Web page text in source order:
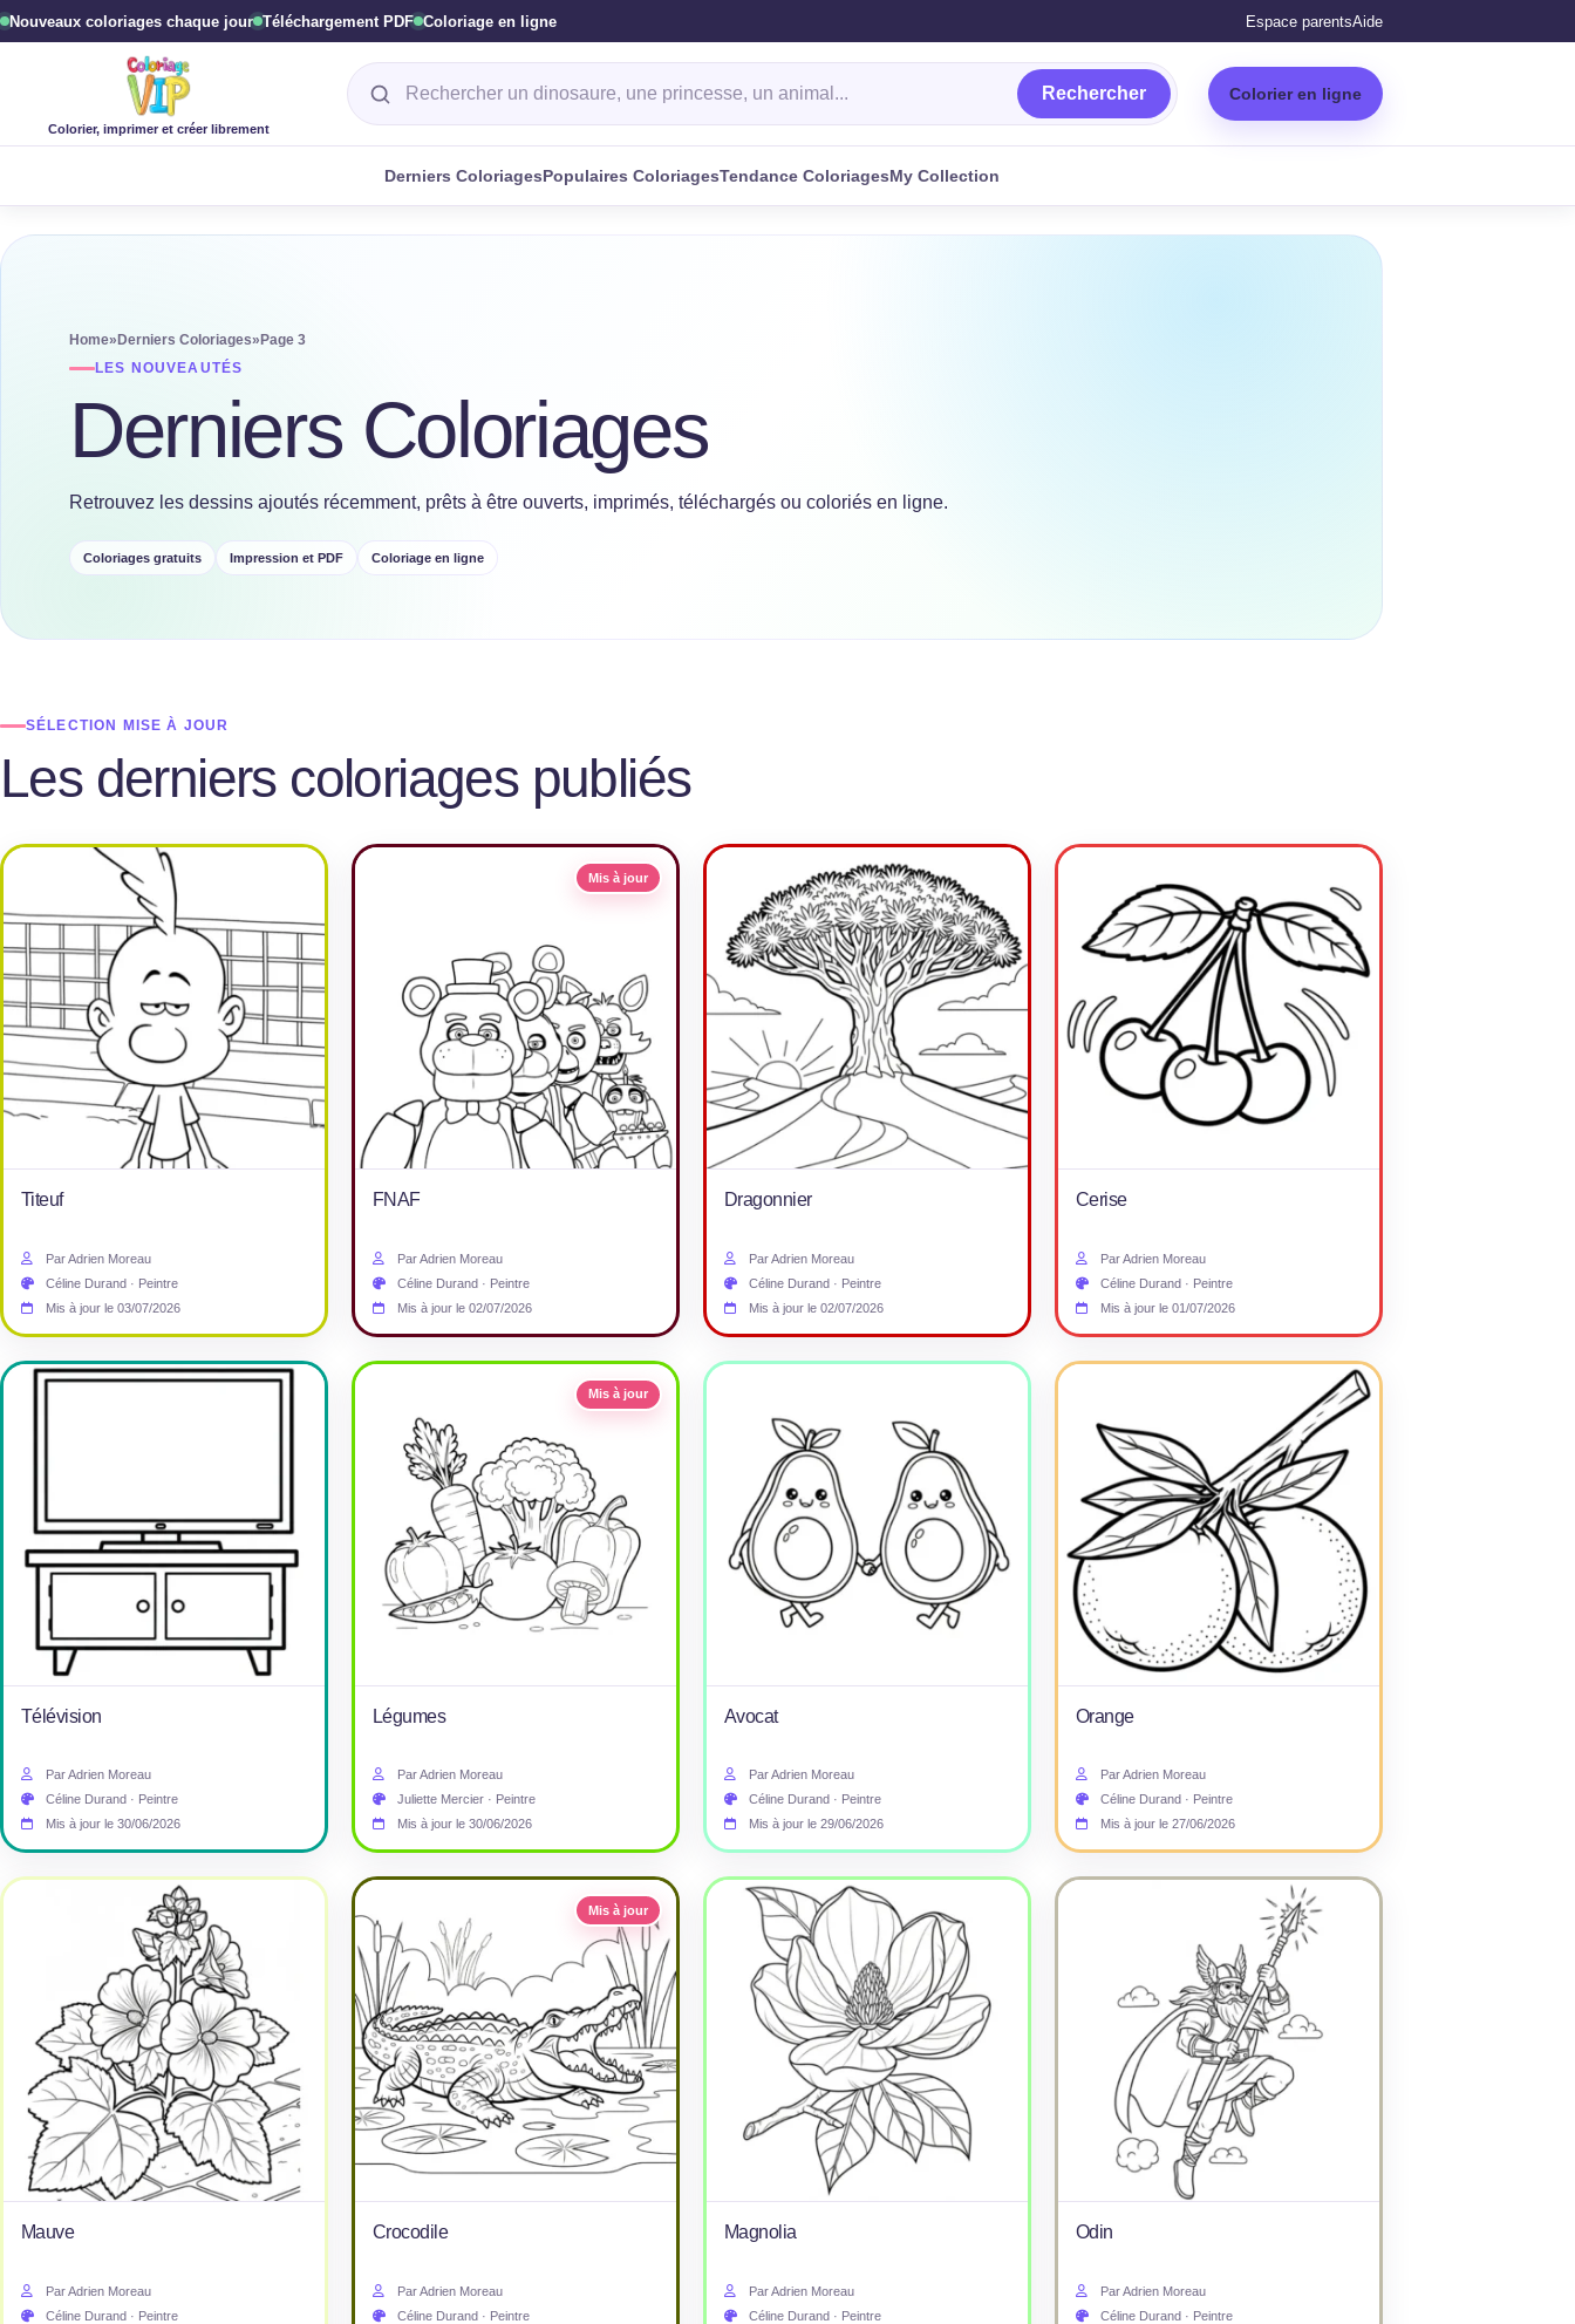
Nouveaux coloriages chaque jour Téléchargement PDF Coloriage en ligne Espace parentsAide
Colorier, imprimer et créer librement
Rechercher un coloriage
Rechercher Colorier en ligne
Derniers ColoriagesPopulaires ColoriagesTendance ColoriagesMy Collection
Home» Derniers Coloriages» Page 3
LES NOUVEAUTÉS
Derniers Coloriages
Retrouvez les dessins ajoutés récemment, prêts à être ouverts, imprimés, téléchargés ou coloriés en ligne.
Coloriages gratuits Impression et PDF Coloriage en ligne
SÉLECTION MISE À JOUR
Les derniers coloriages publiés
Titeuf
Par Adrien Moreau
Céline Durand · Peintre
Mis à jour le 03/07/2026
Mis à jour
FNAF
Par Adrien Moreau
Céline Durand · Peintre
Mis à jour le 02/07/2026
Dragonnier
Par Adrien Moreau
Céline Durand · Peintre
Mis à jour le 02/07/2026
Cerise
Par Adrien Moreau
Céline Durand · Peintre
Mis à jour le 01/07/2026
Télévision
Par Adrien Moreau
Céline Durand · Peintre
Mis à jour le 30/06/2026
Mis à jour
Légumes
Par Adrien Moreau
Juliette Mercier · Peintre
Mis à jour le 30/06/2026
Avocat
Par Adrien Moreau
Céline Durand · Peintre
Mis à jour le 29/06/2026
Orange
Par Adrien Moreau
Céline Durand · Peintre
Mis à jour le 27/06/2026
Mauve
Par Adrien Moreau
Céline Durand · Peintre
Mis à jour
Crocodile
Par Adrien Moreau
Céline Durand · Peintre
Magnolia
Par Adrien Moreau
Céline Durand · Peintre
Odin
Par Adrien Moreau
Céline Durand · Peintre